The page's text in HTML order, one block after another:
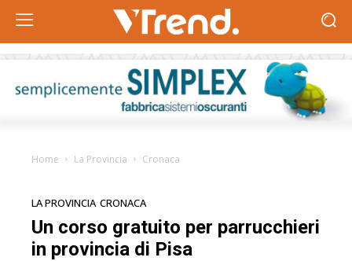
Home La Provincia Cronaca
LA PROVINCIA CRONACA
Un corso gratuito per parrucchieri
in provincia di Pisa